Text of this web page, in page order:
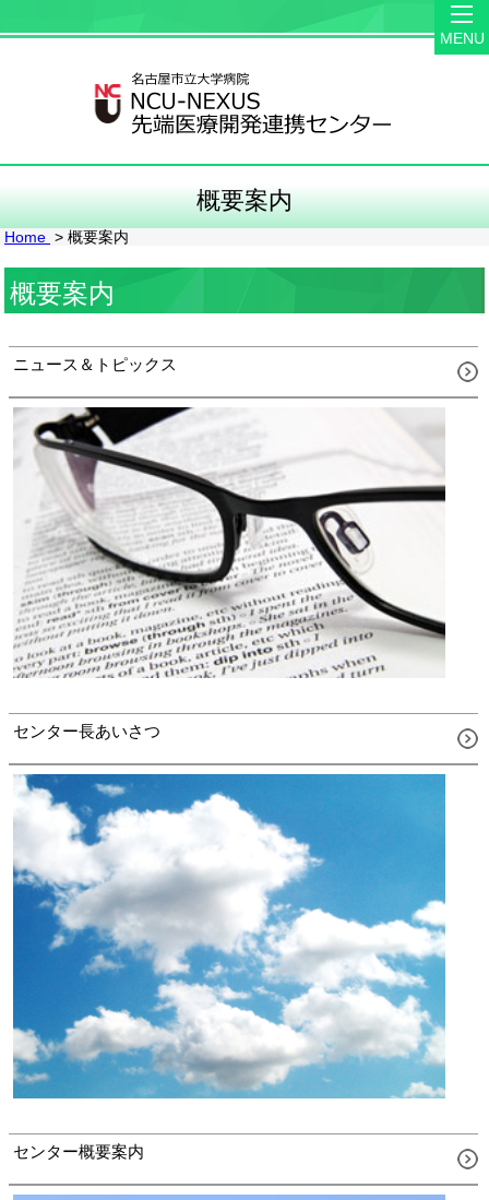
MENU
概要案内
Home > 概要案内
概要案内
ニュース＆トピックス
センター長あいさつ
センター概要案内